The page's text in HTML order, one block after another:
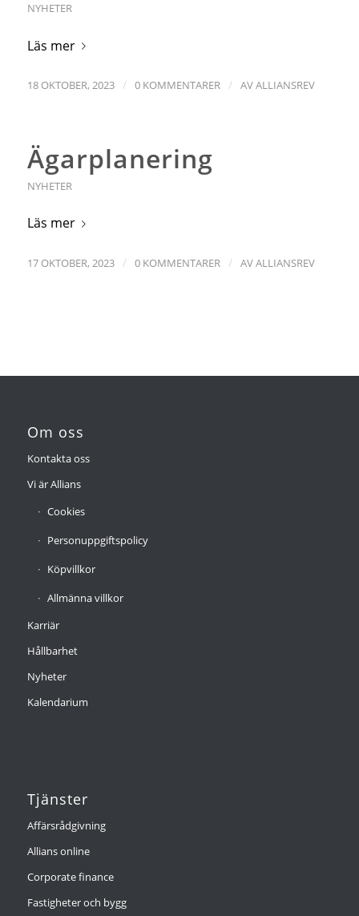
NYHETER
Läs mer
18 OKTOBER, 2023 / 0 KOMMENTARER / AVALLIANSREV
Ägarplanering
NYHETER
Läs mer
17 OKTOBER, 2023 / 0 KOMMENTARER / AVALLIANSREV
Om oss
Kontakta oss
Vi är Allians
Cookies
Personuppgiftspolicy
Köpvillkor
Allmänna villkor
Karriär
Hållbarhet
Nyheter
Kalendarium
Tjänster
Affärsrådgivning
Allians online
Corporate finance
Fastigheter och bygg